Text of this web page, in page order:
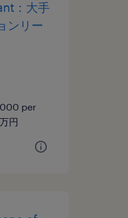
：大手
ンリー
per
円